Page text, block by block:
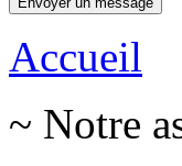
Accueil
~ Notre